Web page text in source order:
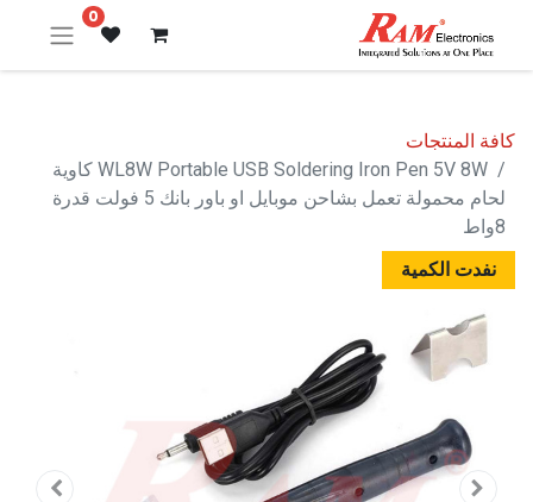
0
كافة المنتجات
WL8W Portable USB Soldering Iron Pen 5V 8W كاوية
لحام محمولة تعمل بشاحن موبايل او باور بانك 5 فولت قدرة
8واط
نفدت الكمية